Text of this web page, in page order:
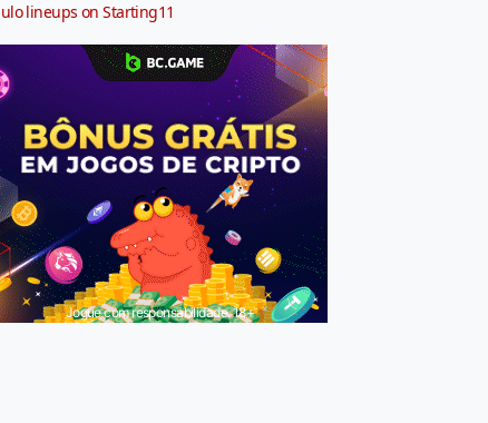
lineups on Starting11
Jogue com responsabilidade. 18+